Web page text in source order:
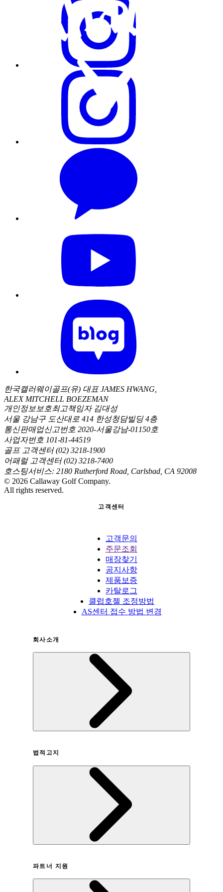
한국캘러웨이골프(유) 대표 JAMES HWANG,
ALEX MITCHELL BOEZEMAN
개인정보보호최고책임자 김대성
서울 강남구 도산대로 414 한성청담빌딩 4층
통신판매업신고번호 2020-서울강남-01150호
사업자번호 101-81-44519
골프 고객센터 (02) 3218-1900
어패럴 고객센터 (02) 3218-7400
호스팅서비스: 2180 Rutherford Road, Carlsbad, CA 92008
© 2026 Callaway Golf Company.
All rights reserved.
고객센터
고객문의
주문조회
매장찾기
공지사항
제품보증
카탈로그
클럽호젤 조정방법
AS센터 접수 방법 변경
회사소개
법적고지
개인정보취급방침
파트너 지원